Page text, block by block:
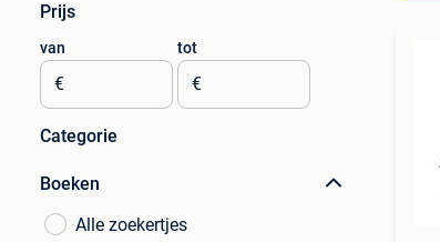
Prijs
van
€
tot
€
Categorie
Boeken
Alle zoekertjes